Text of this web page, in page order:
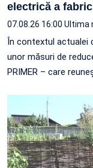
electrică a
07.08.26 16:00 Ultima
În contextul actualei
unor măsuri de
PRIMER – care